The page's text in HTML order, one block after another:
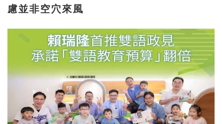
慮並非空穴來風